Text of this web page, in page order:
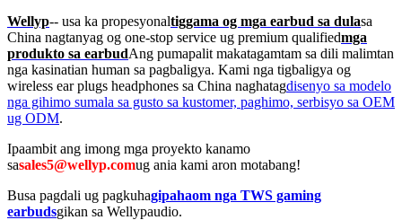
Wellyp-- usa ka propesyonaltiggama og mga earbud sa dulasa
China nagtanyag og one-stop service ug premium qualifiedmga
produkto sa earbudAng pumapalit makatagamtam sa dili malimtan
nga kasinatian human sa pagbaligya. Kami nga tigbaligya og
wireless ear plugs headphones sa China naghatagdisenyo sa modelo
nga gihimo sumala sa gusto sa kustomer, paghimo, serbisyo sa OEM
ug ODM.
Ipaambit ang imong mga proyekto kanamo
sasales5@wellyp.comug ania kami aron motabang!
Busa pagdali ug pagkuhagipahaom nga TWS gaming
earbudsgikan sa Wellypaudio.